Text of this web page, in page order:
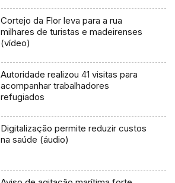
Cortejo da Flor leva para a rua
milhares de turistas e madeirenses
(vídeo)
Autoridade realizou 41 visitas para
acompanhar trabalhadores
refugiados
Digitalização permite reduzir custos
na saúde (áudio)